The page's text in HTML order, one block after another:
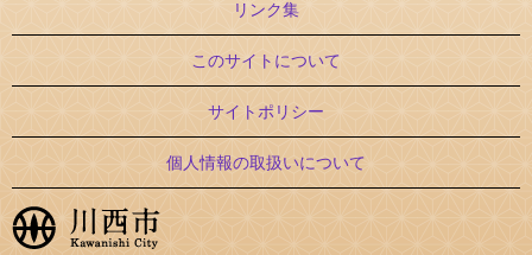
リンク集
このサイトについて
サイトポリシー
個人情報の取扱いについて